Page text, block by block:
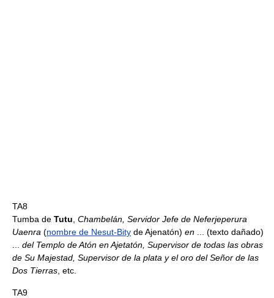
TA8
Tumba de Tutu Chambelán, Servidor Jefe de Neferjeperura
Uaenra (nombre de Nesut-Bity de Ajenatón) en ... (texto dañado)
del Templo de Atón en Ajetatón, Supervisor de todas las obras
de Su Majestad, Supervisor de la plata y el oro del Señor de las
Dos Tierras , etc.
TA9